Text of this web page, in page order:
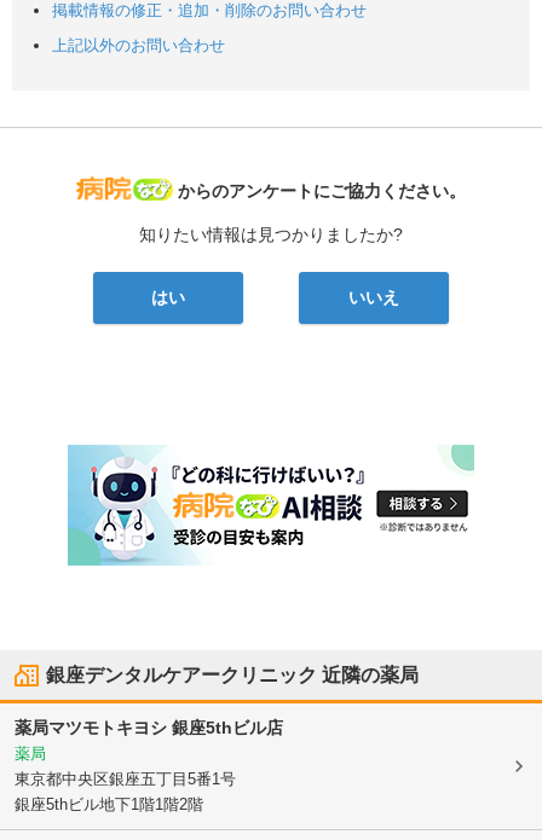
掲載情報の修正・追加・削除のお問い合わせ
上記以外のお問い合わせ
病院なび
からのアンケートにご協力ください。
知りたい情報は見つかりましたか?
はい いいえ
銀座デンタルケアークリニック 近隣の薬局
薬局マツモトキヨシ 銀座5thビル店
薬局
東京都中央区銀座五丁目5番1号
銀座5thビル地下1階1階2階